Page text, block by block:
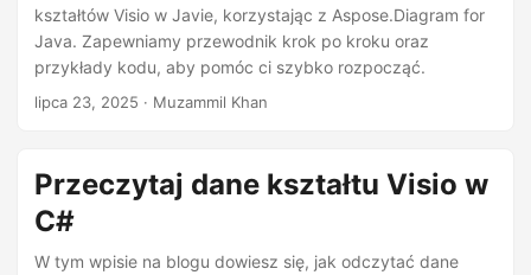
kształtów Visio w Javie, korzystając z Aspose.Diagram for
Java. Zapewniamy przewodnik krok po kroku oraz
przykłady kodu, aby pomóc ci szybko rozpocząć.
lipca 23, 2025 · Muzammil Khan
Przeczytaj dane kształtu Visio w
C#
W tym wpisie na blogu dowiesz się, jak odczytać dane